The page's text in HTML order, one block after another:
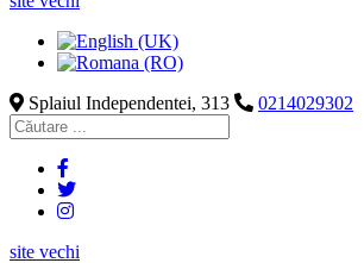
Splaiul Independentei, 313 0214029302
site vechi